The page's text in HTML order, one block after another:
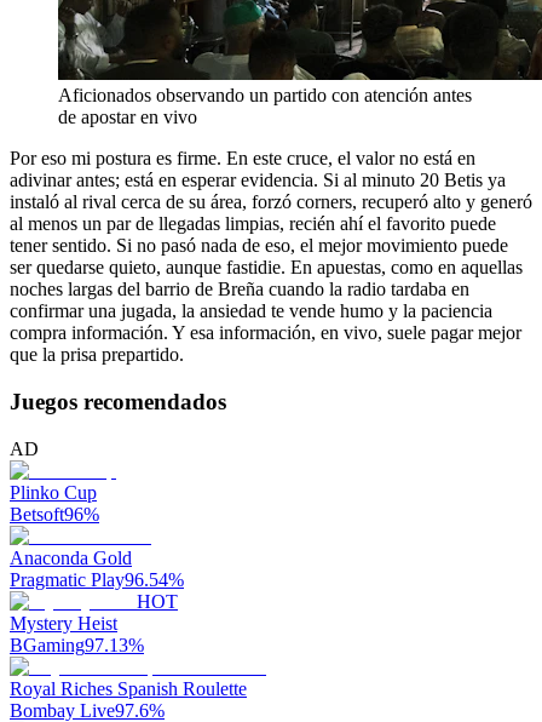
Aficionados observando un partido con atención antes
de apostar en vivo
Por eso mi postura es firme. En este cruce, el valor no está en
adivinar antes; está en esperar evidencia. Si al minuto 20 Betis ya
instaló al rival cerca de su área, forzó corners, recuperó alto y generó
al menos un par de llegadas limpias, recién ahí el favorito puede
tener sentido. Si no pasó nada de eso, el mejor movimiento puede
ser quedarse quieto, aunque fastidie. En apuestas, como en aquellas
noches largas del barrio de Breña cuando la radio tardaba en
confirmar una jugada, la ansiedad te vende humo y la paciencia
compra información. Y esa información, en vivo, suele pagar mejor
que la prisa prepartido.
Juegos recomendados
AD
Plinko Cup
Betsoft96%
Anaconda Gold
Pragmatic Play96.54%
HOT
Mystery Heist
BGaming97.13%
Royal Riches Spanish Roulette
Bombay Live97.6%